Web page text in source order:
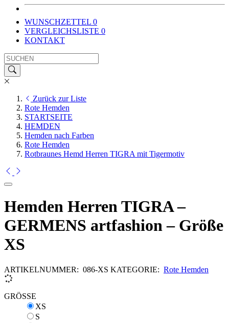
WUNSCHZETTEL 0
VERGLEICHSLISTE 0
KONTAKT
Zurück zur Liste
Rote Hemden
STARTSEITE
HEMDEN
Hemden nach Farben
Rote Hemden
Rotbraunes Hemd Herren TIGRA mit Tigermotiv
Hemden Herren TIGRA –
GERMENS artfashion – Größe
XS
ARTIKELNUMMER: 086-XS KATEGORIE: Rote Hemden
GRÖSSE
XS
S